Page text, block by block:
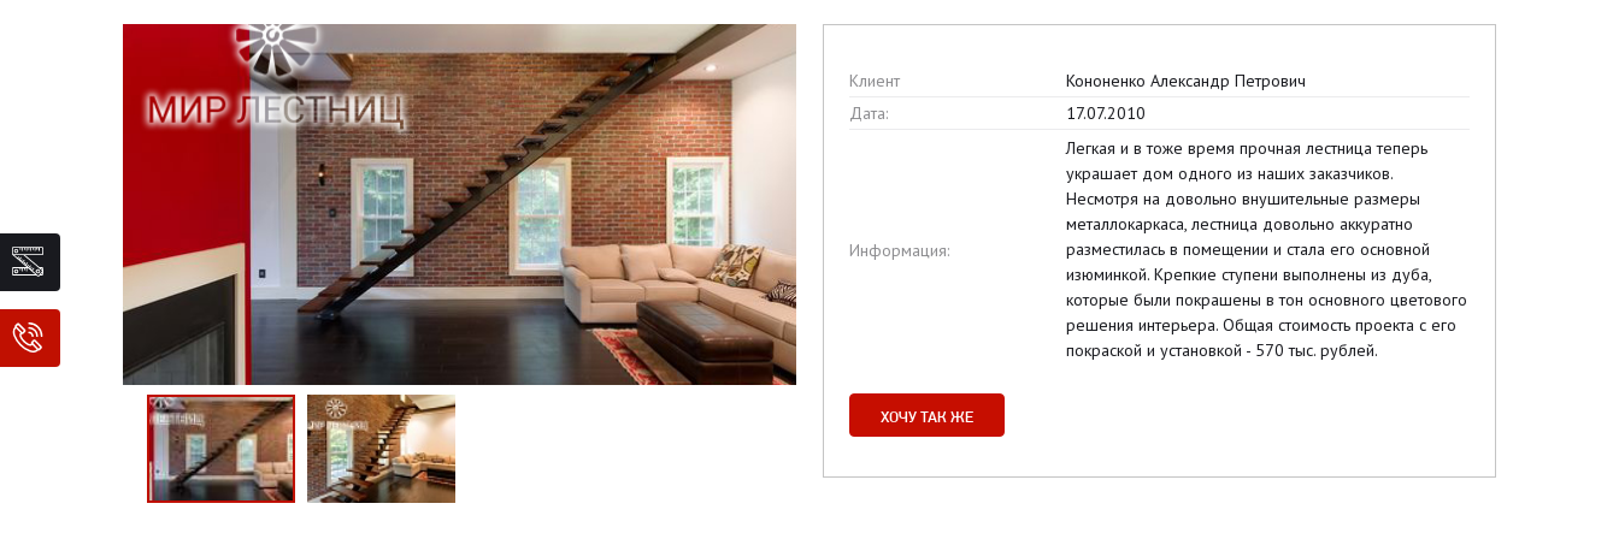
Клиент
Кононенко Александр Петрович
Дата:
17.07.2010
Информация:
Легкая и в тоже время прочная лестница теперь
украшает дом одного из наших заказчиков.
Несмотря на довольно внушительные размеры
металлокаркаса, лестница довольно аккуратно
разместилась в помещении и стала его основной
изюминкой. Крепкие ступени выполнены из дуба,
которые были покрашены в тон основного цветового
решения интерьера. Общая стоимость проекта с его
покраской и установкой - 570 тыс. рублей.
ХОЧУ ТАК ЖЕ